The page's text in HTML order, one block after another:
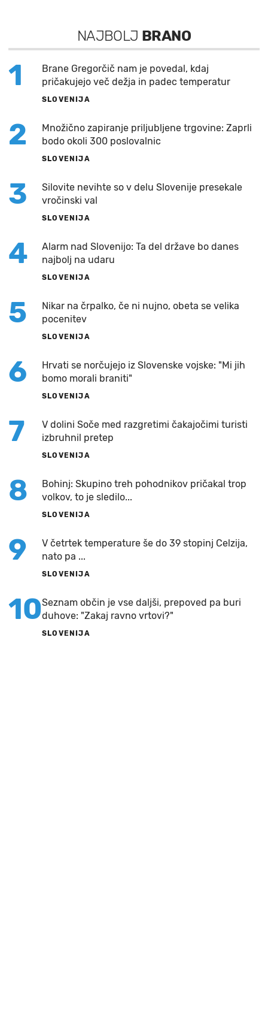
NAJBOLJ BRANO
1
Brane Gregorčič nam je povedal, kdaj
pričakujejo več dežja in padec temperatur
SLOVENIJA
2
Množično zapiranje priljubljene trgovine: Zaprli
bodo okoli 300 poslovalnic
SLOVENIJA
3
Silovite nevihte so v delu Slovenije presekale
vročinski val
SLOVENIJA
4
Alarm nad Slovenijo: Ta del države bo danes
najbolj na udaru
SLOVENIJA
5
Nikar na črpalko, če ni nujno, obeta se velika
pocenitev
SLOVENIJA
6
Hrvati se norčujejo iz Slovenske vojske: "Mi jih
bomo morali braniti"
SLOVENIJA
7
V dolini Soče med razgretimi čakajočimi turisti
izbruhnil pretep
SLOVENIJA
8
Bohinj: Skupino treh pohodnikov pričakal trop
volkov, to je sledilo...
SLOVENIJA
9
V četrtek temperature še do 39 stopinj Celzija,
nato pa ...
SLOVENIJA
10Seznam občin je vse daljši, prepoved pa buri
duhove: "Zakaj ravno vrtovi?"
SLOVENIJA